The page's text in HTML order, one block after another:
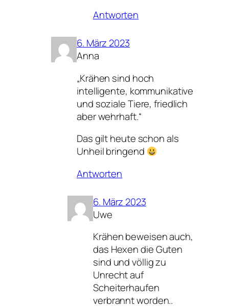
Antworten
6. März 2023
Anna
„Krähen sind hoch
intelligente, kommunikative
und soziale Tiere, friedlich
aber wehrhaft.“
Das gilt heute schon als
Unheil bringend
Antworten
6. März 2023
Uwe
Krähen beweisen auch,
das Hexen die Guten
sind und völlig zu
Unrecht auf
Scheiterhaufen
verbrannt worden..